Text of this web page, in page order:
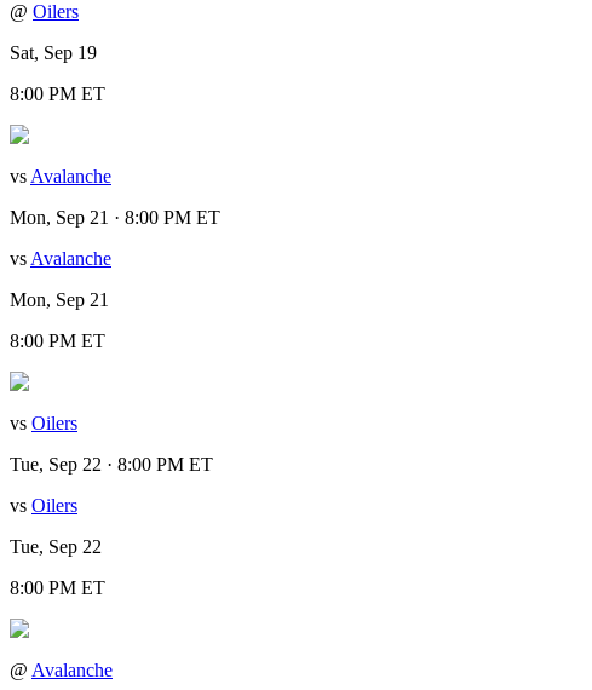
@ Oilers
Sat, Sep 19
8:00 PM ET
vs Avalanche
Mon, Sep 21 · 8:00 PM ET
vs Avalanche
Mon, Sep 21
8:00 PM ET
vs Oilers
Tue, Sep 22 · 8:00 PM ET
vs Oilers
Tue, Sep 22
8:00 PM ET
@ Avalanche